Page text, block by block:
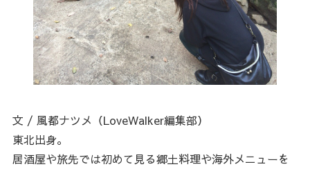
文 / 風都ナツメ（LoveWalker編集部）
東北出身。
居酒屋や旅先では初めて見る郷土料理や海外メニューを